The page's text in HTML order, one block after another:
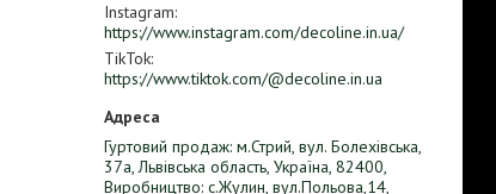
Instagram
https://www.instagram.com/decoline.in.ua/
TikTok
https://www.tiktok.com/@decoline.in.ua
Гуртовий продаж: м.Стрий, вул. Болехівська,
37а, Львівська область, Україна, 82400,
Виробництво: с.Жулин, вул.Польова,14,